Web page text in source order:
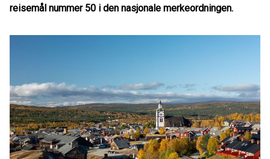
reisemål nummer 50 i den nasjonale merkeordningen.